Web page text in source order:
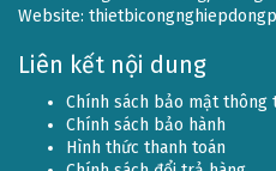
Website:
Liên kết nội dung
Chính sách bảo mật thông
Chính sách bảo hành
Hình thức thanh toán